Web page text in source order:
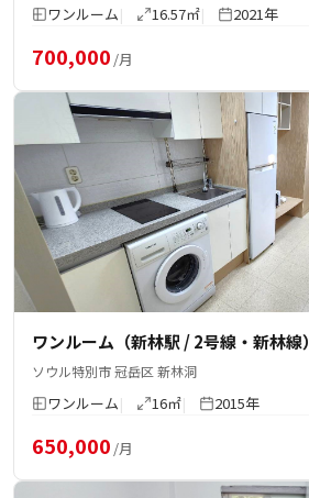
ワンルーム 16.57㎡ 2021年
700,000 /月
ワンルーム（新林駅 / 2号線・新林線）
ソウル特別市 冠岳区 新林洞
ワンルーム 16㎡ 2015年
650,000 /月